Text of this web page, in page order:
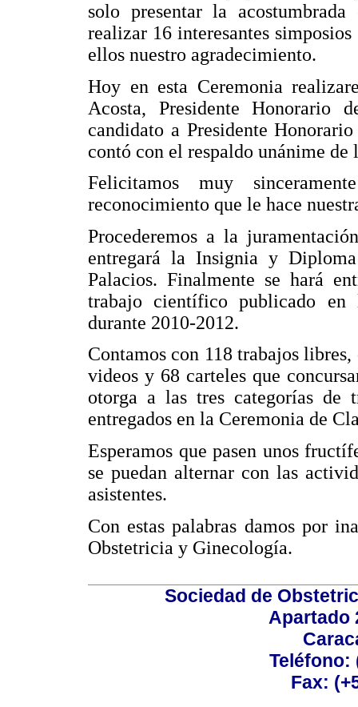
solo presentar la
realizar 16 interesantes
ellos nuestro agradecimiento.
Hoy en esta Ceremonia
Acosta, Presidente Honorario
candidato a Presidente
contó con el respaldo unánime de
Felicitamos muy
reconocimiento que le hace
Procederemos a la
entregará la Insignia y
Palacios. Finalmente se hará
trabajo científico publicado
durante 2010-2012.
Contamos con 118 trabajos
videos y 68 carteles que
otorga a las tres categorías de
entregados en la Ceremonia de
Esperamos que pasen unos
se puedan alternar con las
asistentes.
Con estas palabras damos por
Obstetricia y Ginecología.
Sociedad de
Apartado
Teléfono:
Fax: